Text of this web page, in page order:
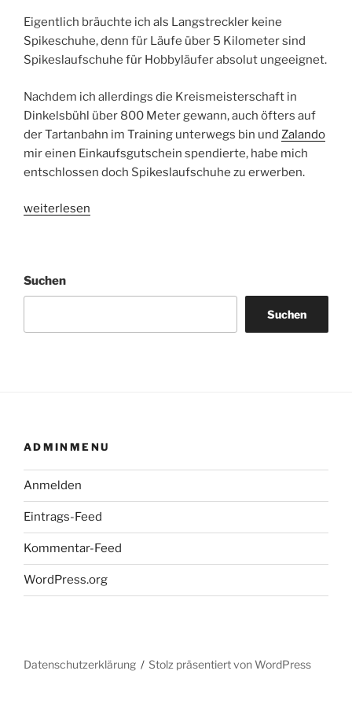
Eigentlich bräuchte ich als Langstreckler keine
Spikeschuhe, denn für Läufe über 5 Kilometer sind
Spikeslaufschuhe für Hobbyläufer absolut ungeeignet.
Nachdem ich allerdings die Kreismeisterschaft in
Dinkelsbühl über 800 Meter gewann, auch öfters auf
der Tartanbahn im Training unterwegs bin und Zalando
mir einen Einkaufsgutschein spendierte, habe mich
entschlossen doch Spikeslaufschuhe zu erwerben.
„Spikeschuh
Star“
weiterlesen
Suchen
Suchen
ADMINMENU
Anmelden
Eintrags-Feed
Kommentar-Feed
WordPress.org
Datenschutzerklärung Stolz präsentiert von WordPress